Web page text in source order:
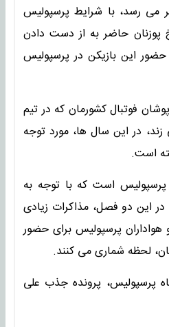
می رسد، با شرایط پرسپولیس
پوزنان حاضر به از دست دادن
این بازیکن در پرسپولیس
فوتبال کشورمان که در تیم
در این سال ها، مورد توجه
است.
پرسپولیس است که با توجه به
در این دو فصل، مذاکرات زیادی
هواداران پرسپولیس برای حضور
لحظه شماری می کنند.
پرسپولیس، پرونده جذب علی